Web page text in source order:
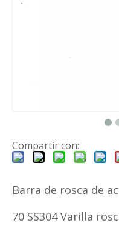
Compartir con:
Barra de rosca de
70 SS304 Varilla